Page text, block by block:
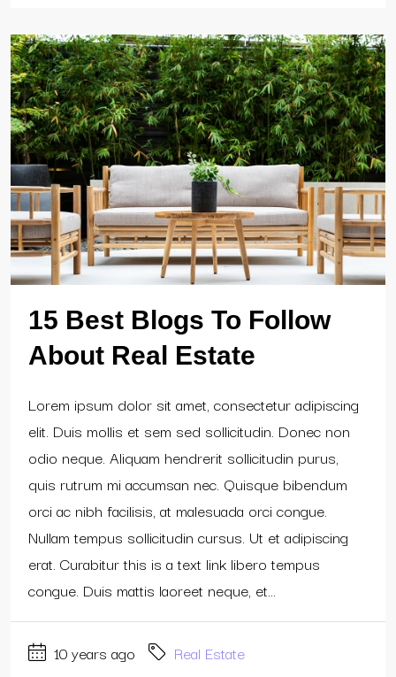
15 Best Blogs To Follow
About Real Estate
Lorem ipsum dolor sit amet, consectetur adipiscing
elit. Duis mollis et sem sed sollicitudin. Donec non
odio neque. Aliquam hendrerit sollicitudin purus,
quis rutrum mi accumsan nec. Quisque bibendum
orci ac nibh facilisis, at malesuada orci congue.
Nullam tempus sollicitudin cursus. Ut et adipiscing
erat. Curabitur this is a text link libero tempus
congue. Duis mattis laoreet neque, et...
10 years ago Real Estate